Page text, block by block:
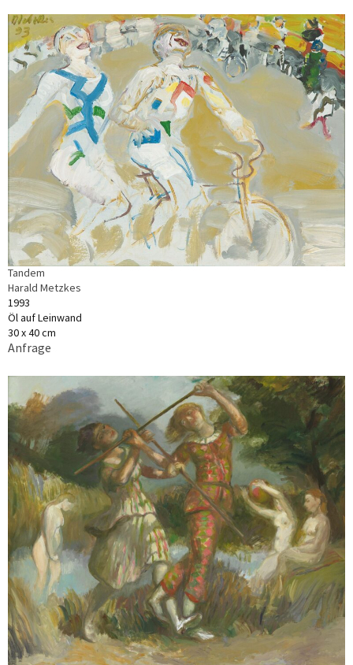
Tandem
Harald Metzkes
1993
Öl auf Leinwand
30 x 40 cm
Anfrage